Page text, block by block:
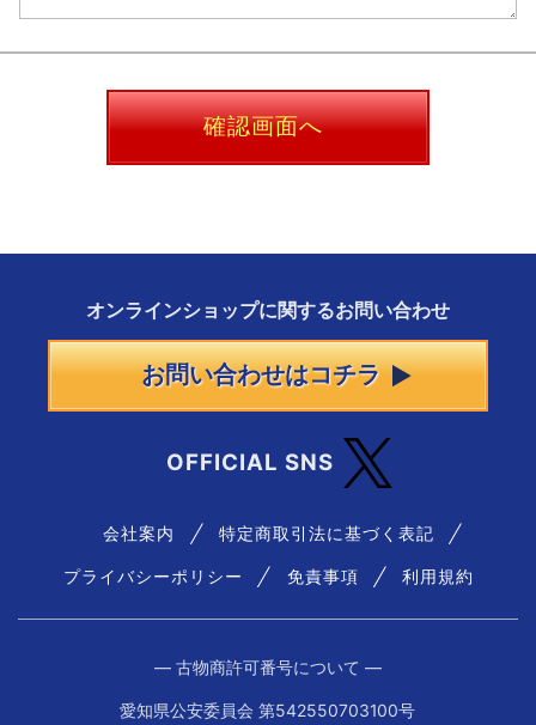
確認画面へ
オンラインショップに関するお問い合わせ
お問い合わせはコチラ
OFFICIAL SNS
会社案内 特定商取引法に基づく表記
プライバシーポリシー 免責事項 利用規約
― 古物商許可番号について ―
愛知県公安委員会 第542550703100号